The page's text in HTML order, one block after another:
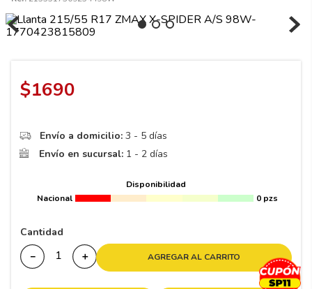
$1690
Envío a domicilio: 3 - 5 días
Envío en sucursal: 1 - 2 días
Disponibilidad
Nacional
0 pzs
Cantidad
＋
－ AGREGAR AL CARRITO
6 185